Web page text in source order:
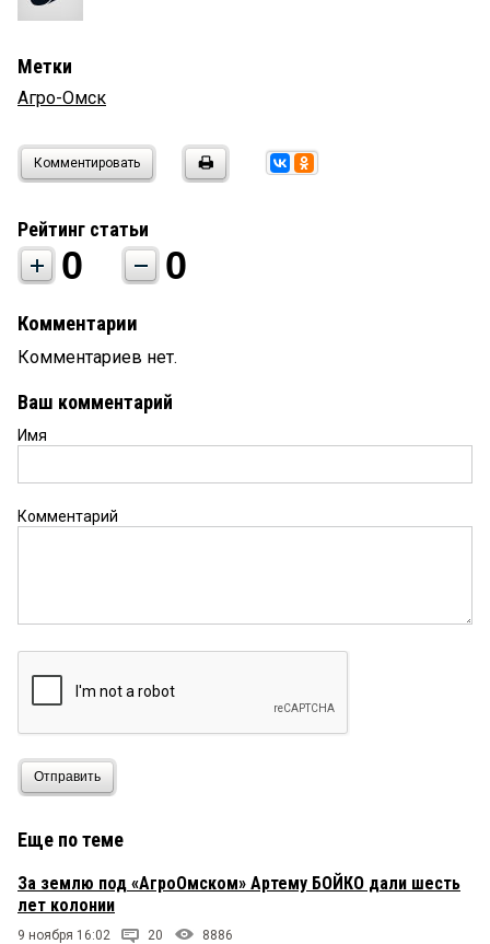
Метки
Агро-Омск
Комментировать
Рейтинг статьи
0 0
Комментарии
Комментариев нет.
Ваш комментарий
Имя
Комментарий
Отправить
Еще по теме
За землю под «АгроОмском» Артему БОЙКО дали шесть
лет колонии
9 ноября 16:02 20 8886